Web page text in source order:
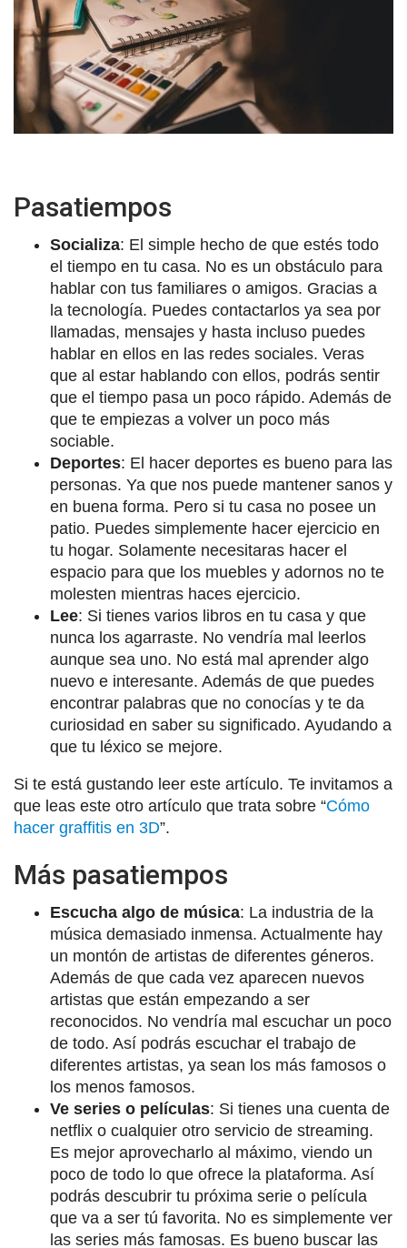
Pasatiempos
Socializa: El simple hecho de que estés todo
el tiempo en tu casa. No es un obstáculo para
hablar con tus familiares o amigos. Gracias a
la tecnología. Puedes contactarlos ya sea por
llamadas, mensajes y hasta incluso puedes
hablar en ellos en las redes sociales. Veras
que al estar hablando con ellos, podrás sentir
que el tiempo pasa un poco rápido. Además de
que te empiezas a volver un poco más
sociable.
Deportes: El hacer deportes es bueno para las
personas. Ya que nos puede mantener sanos y
en buena forma. Pero si tu casa no posee un
patio. Puedes simplemente hacer ejercicio en
tu hogar. Solamente necesitaras hacer el
espacio para que los muebles y adornos no te
molesten mientras haces ejercicio.
Lee: Si tienes varios libros en tu casa y que
nunca los agarraste. No vendría mal leerlos
aunque sea uno. No está mal aprender algo
nuevo e interesante. Además de que puedes
encontrar palabras que no conocías y te da
curiosidad en saber su significado. Ayudando a
que tu léxico se mejore.
Si te está gustando leer este artículo. Te invitamos a
que leas este otro artículo que trata sobre “Cómo
hacer graffitis en 3D”.
Más pasatiempos
Escucha algo de música: La industria de la
música demasiado inmensa. Actualmente hay
un montón de artistas de diferentes géneros.
Además de que cada vez aparecen nuevos
artistas que están empezando a ser
reconocidos. No vendría mal escuchar un poco
de todo. Así podrás escuchar el trabajo de
diferentes artistas, ya sean los más famosos o
los menos famosos.
Ve series o películas: Si tienes una cuenta de
netflix o cualquier otro servicio de streaming.
Es mejor aprovecharlo al máximo, viendo un
poco de todo lo que ofrece la plataforma. Así
podrás descubrir tu próxima serie o película
que va a ser tú favorita. No es simplemente ver
las series más famosas. Es bueno buscar las